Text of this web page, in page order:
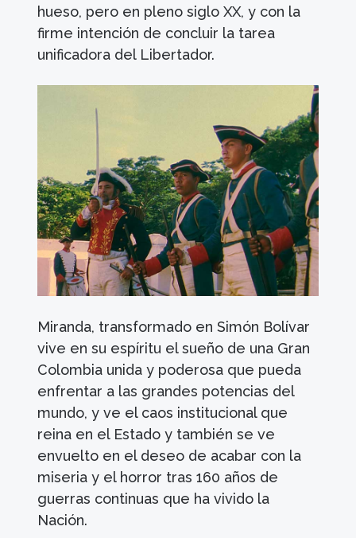
hueso, pero en pleno siglo XX, y con la
firme intención de concluir la tarea
unificadora del Libertador.
Miranda, transformado en Simón Bolívar
vive en su espíritu el sueño de una Gran
Colombia unida y poderosa que pueda
enfrentar a las grandes potencias del
mundo, y ve el caos institucional que
reina en el Estado y también se ve
envuelto en el deseo de acabar con la
miseria y el horror tras 160 años de
guerras continuas que ha vivido la
Nación.